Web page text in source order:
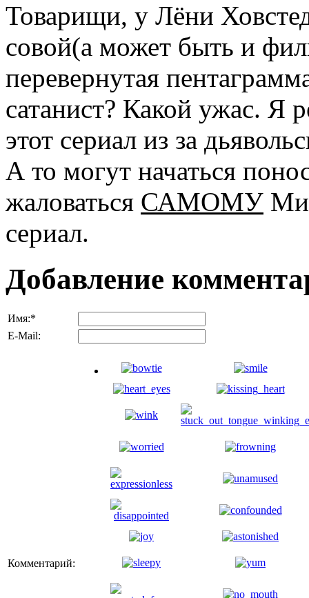
Товарищи, у Лёни
совой(а может быть и
перевернутая
сатанист? Какой ужас. Я
этот сериал из за
А то могут начаться
жаловаться САМОМУ
сериал.
Добавление
Имя:*
E-Mail:
Комментарий: